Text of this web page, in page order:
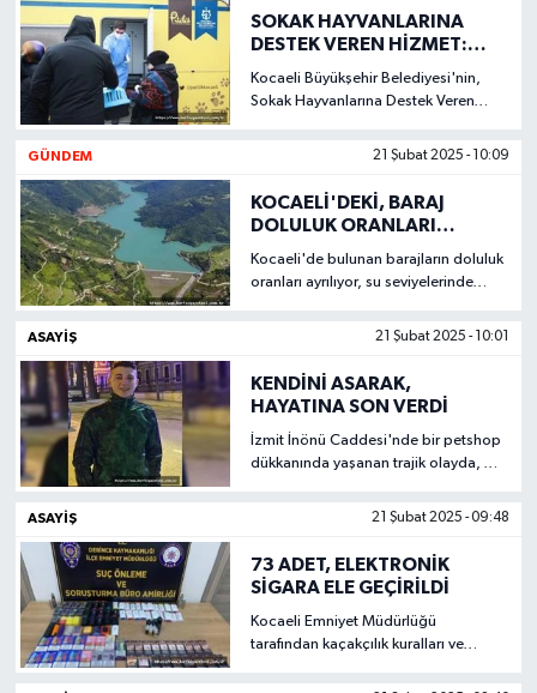
SOKAK HAYVANLARINA
DESTEK VEREN HİZMET:
Kocaeli Büyükşehir Belediyesi'nin,
Sokak Hayvanlarına Destek Veren
GÜNDEM 21 Şubat 2025 - 10:09
KOCAELİ'DEKİ, BARAJ
DOLULUK ORANLARI
Kocaeli'de bulunan barajların doluluk
oranları ayrılıyor, su seviyelerinde
ASAYİŞ 21 Şubat 2025 - 10:01
KENDİNİ ASARAK,
HAYATINA SON VERDİ
İzmit İnönü Caddesi'nde bir petshop
dükkanında yaşanan trajik olayda, 22
intihar ederek intihar etti.
ASAYİŞ 21 Şubat 2025 - 09:48
73 ADET, ELEKTRONİK
SİGARA ELE GEÇİRİLDİ
Kocaeli Emniyet Müdürlüğü
tarafından kaçakçılık kuralları ve